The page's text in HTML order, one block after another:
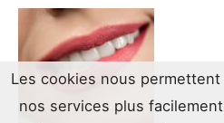
Les cookies nous
nos services plus